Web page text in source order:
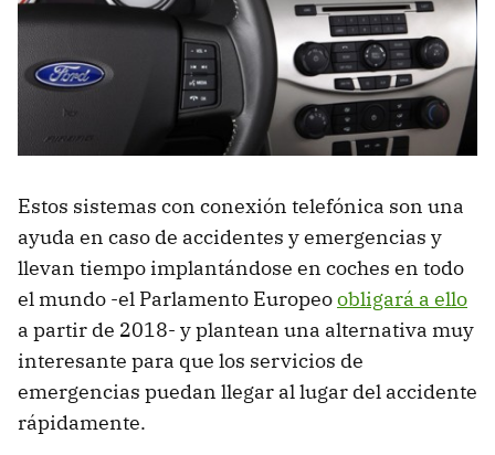
Estos sistemas con conexión telefónica son una
ayuda en caso de accidentes y emergencias y
llevan tiempo implantándose en coches en todo
el mundo -el Parlamento Europeoobligará a ello
a partir de 2018- y plantean una alternativa muy
interesante para que los servicios de
emergencias puedan llegar al lugar del accidente
rápidamente.